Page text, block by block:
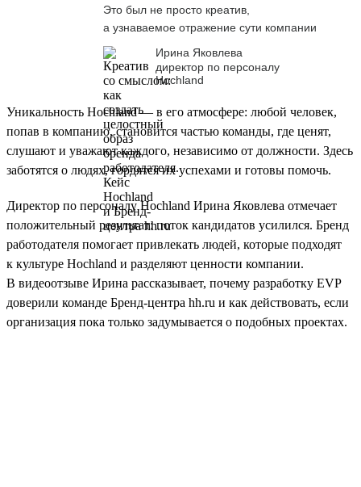
Это был не просто креатив,
а узнаваемое отражение сути компании
Ирина Яковлева
директор по персоналу
Hochland
Уникальность Hochland — в его атмосфере: любой человек,
попав в компанию, становится частью команды, где ценят,
слушают и уважают каждого, независимо от должности. Здесь
заботятся о людях, гордятся их успехами и готовы помочь.
Директор по персоналу Hochland Ирина Яковлева отмечает
положительный результат: поток кандидатов усилился. Бренд
работодателя помогает привлекать людей, которые подходят
к культуре Hochland и разделяют ценности компании.
В видеоотзыве Ирина рассказывает, почему разработку EVP
доверили команде Бренд-центра hh.ru и как действовать, если
организация пока только задумывается о подобных проектах.